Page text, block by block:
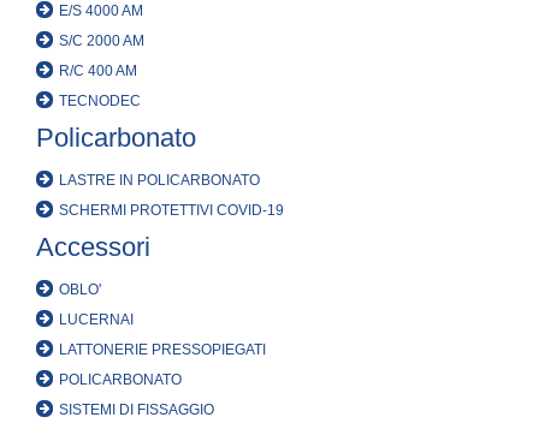
E/S 4000 AM
S/C 2000 AM
R/C 400 AM
TECNODEC
Policarbonato
LASTRE IN POLICARBONATO
SCHERMI PROTETTIVI COVID-19
Accessori
OBLO'
LUCERNAI
LATTONERIE PRESSOPIEGATI
POLICARBONATO
SISTEMI DI FISSAGGIO